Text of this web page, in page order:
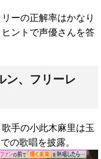
ーの正解率はかなり
ントで声優さんを答
ン、フリーレ
手の小此木麻里は玉
の歌唱を披露。